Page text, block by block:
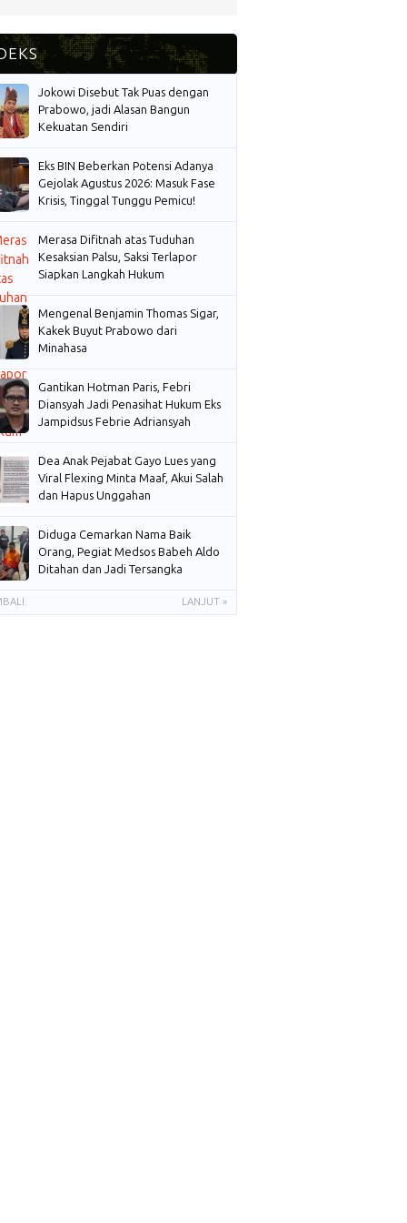
Jokowi Disebut Tak Puas dengan
Prabowo, jadi Alasan Bangun
Kekuatan Sendiri
Eks BIN Beberkan Potensi Adanya
Gejolak Agustus 2026: Masuk Fase
Krisis, Tinggal Tunggu Pemicu!
Merasa Difitnah atas Tuduhan
Kesaksian Palsu, Saksi Terlapor
Siapkan Langkah Hukum
Mengenal Benjamin Thomas Sigar,
Kakek Buyut Prabowo dari
Minahasa
Gantikan Hotman Paris, Febri
Diansyah Jadi Penasihat Hukum Eks
Jampidsus Febrie Adriansyah
Dea Anak Pejabat Gayo Lues yang
Viral Flexing Minta Maaf, Akui Salah
dan Hapus Unggahan
Diduga Cemarkan Nama Baik
Orang, Pegiat Medsos Babeh Aldo
Ditahan dan Jadi Tersangka
LANJUT »